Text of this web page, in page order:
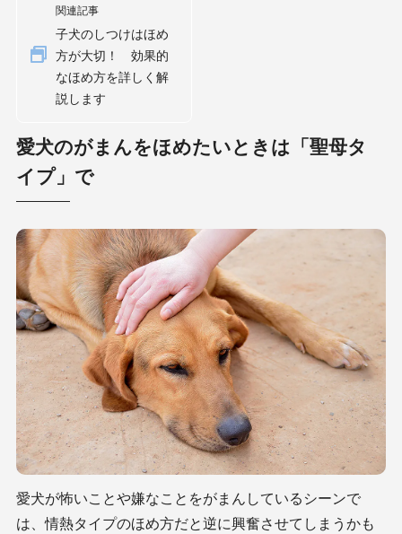
関連記事
子犬のしつけはほめ
方が大切！ 効果的
なほめ方を詳しく解
説します
愛犬のがまんをほめたいときは「聖母タ
イプ」で
愛犬が怖いことや嫌なことをがまんしているシーンで
は、情熱タイプのほめ方だと逆に興奮させてしまうかも